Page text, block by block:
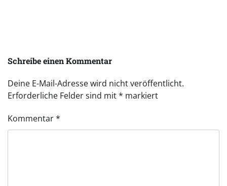
Schreibe einen Kommentar
Deine E-Mail-Adresse wird nicht veröffentlicht.
Erforderliche Felder sind mit* markiert
Kommentar*